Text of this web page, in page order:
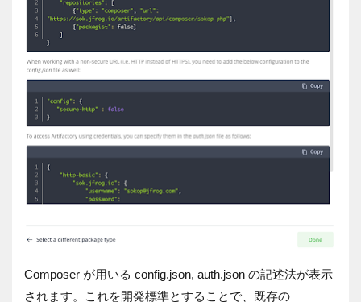
Composer が用いる config.json, auth.json の記述法が表示
されます。これを開発標準とすることで、既存の